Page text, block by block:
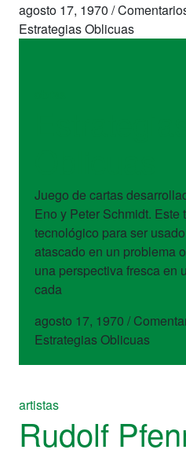
agosto 17, 1970 /
Estrategias Oblicuas
Juego de cartas
Eno y Peter Schmidt. Este
tecnológico para ser
atascado en un problema
una perspectiva fresca en
cada
agosto 17, 1970 /
Estrategias Oblicuas
artistas
Rudolf